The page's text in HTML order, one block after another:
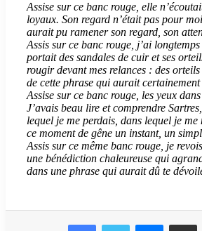
Assise sur ce banc rouge, elle
loyaux. Son regard n’était pas pour
aurait pu ramener son regard, son
Assis sur ce banc rouge, j’ai
portait des sandales de cuir et ses
rougir devant mes relances : des
de cette phrase qui aurait
Assise sur ce banc rouge, les yeux
J’avais beau lire et comprendre
lequel je me perdais, dans lequel je
ce moment de gêne un instant, un
Assis sur ce même banc rouge, je
une bénédiction chaleureuse qui
dans une phrase qui aurait dû te
FacebookTwitter